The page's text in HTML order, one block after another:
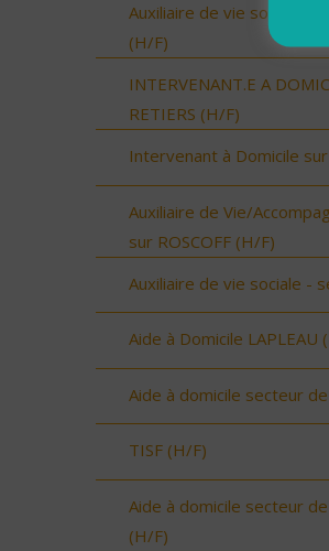
Auxiliaire de vie sociale -
(H/F)
INTERVENANT.E A
RETIERS (H/F)
Intervenant à Domicile sur
Auxiliaire de Vie/
sur ROSCOFF (H/F)
Auxiliaire de vie sociale -
Aide à Domicile LAPLEAU
Aide à domicile secteur
TISF (H/F)
Aide à domicile secteur
(H/F)